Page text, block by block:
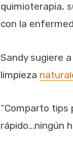
quimioterapia,
con la
Sandy sugiere
limpieza
“Comparto tips
rápido…ningún